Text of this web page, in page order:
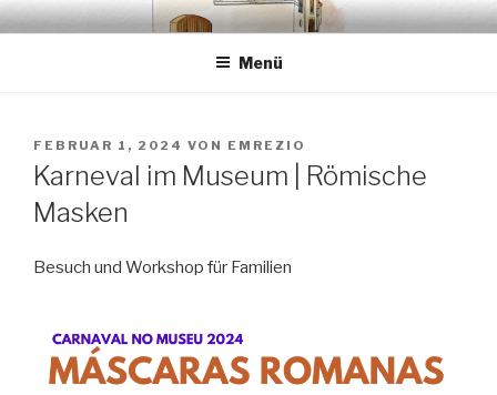
Zum
InhaltEMRÉZIO
Casa Museu Interativa de Borba
Menü
VERÖFFENTLICHT
AM
FEBRUAR 1, 2024 VON EMREZIO
Karneval im Museum | Römische
Masken
Besuch und Workshop für Familien